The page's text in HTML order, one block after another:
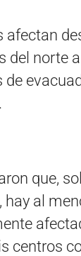
afectan
del norte
de
que,
al
centros